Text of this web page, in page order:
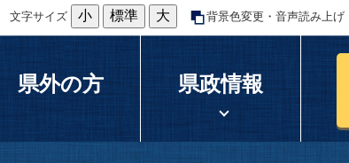
文字サイズ 小 標準 大 背景色変更・音声読み上げ
県外の方 県政情報